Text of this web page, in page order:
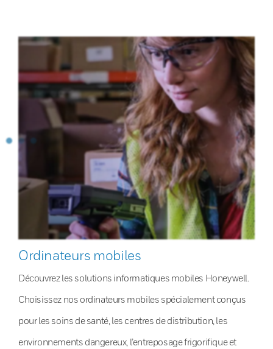
Ordinateurs mobiles
Découvrez les solutions informatiques mobiles Honeywell.
Choisissez nos ordinateurs mobiles spécialement conçus
pour les soins de santé, les centres de distribution, les
environnements dangereux, l’entreposage frigorifique et